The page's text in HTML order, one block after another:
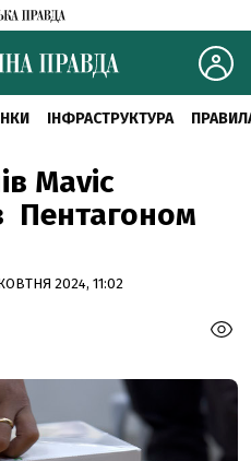
ІНФРАСТРУКТУРА
Mavic
Пентагоном
2024, 11:02